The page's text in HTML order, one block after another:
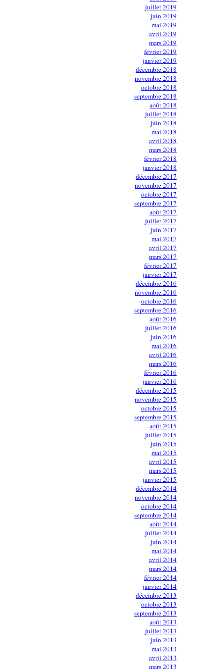
juillet 2019
juin 2019
mai 2019
avril 2019
mars 2019
février 2019
janvier 2019
décembre 2018
novembre 2018
octobre 2018
septembre 2018
août 2018
juillet 2018
juin 2018
mai 2018
avril 2018
mars 2018
février 2018
janvier 2018
décembre 2017
novembre 2017
octobre 2017
septembre 2017
août 2017
juillet 2017
juin 2017
mai 2017
avril 2017
mars 2017
février 2017
janvier 2017
décembre 2016
novembre 2016
octobre 2016
septembre 2016
août 2016
juillet 2016
juin 2016
mai 2016
avril 2016
mars 2016
février 2016
janvier 2016
décembre 2015
novembre 2015
octobre 2015
septembre 2015
août 2015
juillet 2015
juin 2015
mai 2015
avril 2015
mars 2015
janvier 2015
décembre 2014
novembre 2014
octobre 2014
septembre 2014
août 2014
juillet 2014
juin 2014
mai 2014
avril 2014
mars 2014
février 2014
janvier 2014
décembre 2013
octobre 2013
septembre 2013
août 2013
juillet 2013
juin 2013
mai 2013
avril 2013
mars 2013